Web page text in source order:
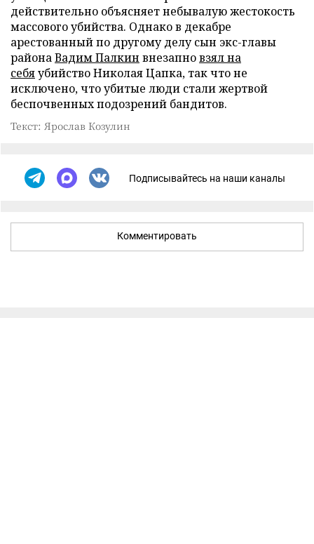
действительно объясняет небывалую жестокость
массового убийства. Однако в декабре
арестованный по другому делу сын экс-главы
районаВадим Палкин внезапновзял на
себяубийство Николая Цапка, так что не
исключено, что убитые люди стали жертвой
беспочвенных подозрений бандитов.
Текст: Ярослав Козулин
Подписывайтесь на наши каналы
Комментировать